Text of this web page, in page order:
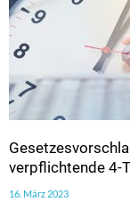
verpflichtende 4-
16. März 2023